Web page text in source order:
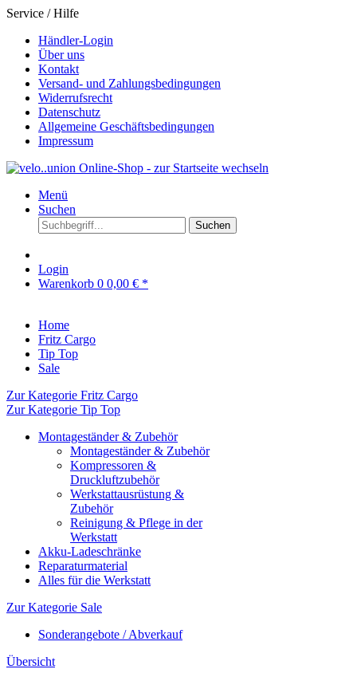
Service / Hilfe
Händler-Login
Über uns
Kontakt
Versand- und Zahlungsbedingungen
Widerrufsrecht
Datenschutz
Allgemeine Geschäftsbedingungen
Impressum
Menü
Suchen
Suchen
Login
Warenkorb 0 0,00 € *
Home
Fritz Cargo
Tip Top
Sale
Zur Kategorie Fritz Cargo
Zur Kategorie Tip Top
Montageständer & Zubehör
Montageständer & Zubehör
Kompressoren &
Druckluftzubehör
Werkstattausrüstung &
Zubehör
Reinigung & Pflege in der
Werkstatt
Akku-Ladeschränke
Reparaturmaterial
Alles für die Werkstatt
Zur Kategorie Sale
Sonderangebote / Abverkauf
Übersicht